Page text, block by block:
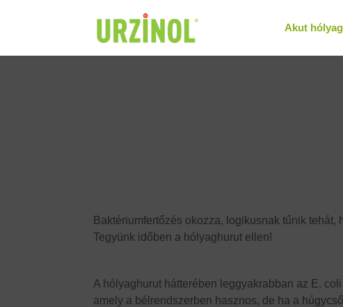
Akut
Baktériumfertőzés okozza, logikusnak tűnik
Tegyünk időben a hólyaghurut ellen!
A hólyaghurut hátterében leggyakrabban az E.
amely a bélrendszerben hasznos, de ha a